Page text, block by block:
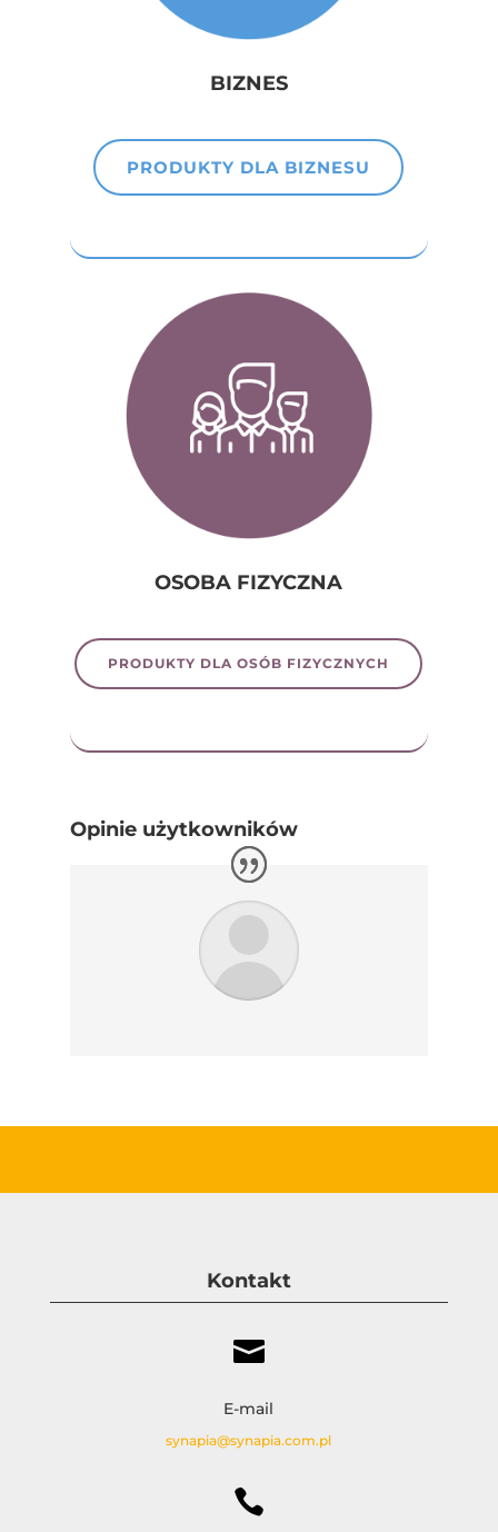
BIZNES
PRODUKTY DLA BIZNESU
OSOBA FIZYCZNA
PRODUKTY DLA OSÓB FIZYCZNYCH
Opinie użytkowników
Kontakt

E-mail
synapia@synapia.com.pl
